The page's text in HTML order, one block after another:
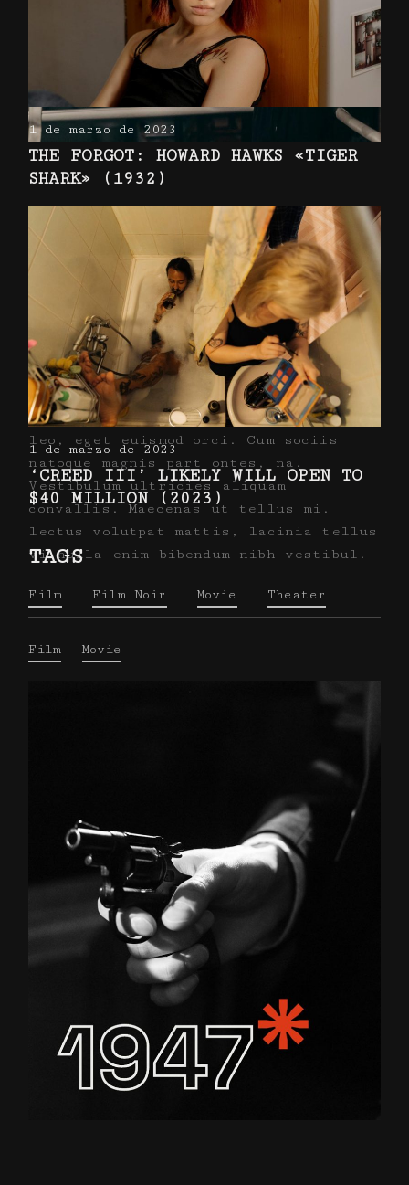
A HISTORY OF THE
HIGHEST-GROSSING
Proin gravida nibh vel velit auctor
aliquet. Aenean sollicitudin, lorem
quis bibendum auctor, nisicon
adipiscing elit. In ut ullamcorper
leo, eget euismod orci. Cum sociis
natoque magnis part ontes, na.
Vestibulum ultricies aliquam
convallis. Maecenas ut tellus mi.
lectus volutpat mattis, lacinia tellus
vi nulla enim bibendum nibh vestibul.
Film Movie
1 de marzo de 2023
THE FORGOT: HOWARD HAWKS «TIGER
SHARK» (1932)
1 de marzo de 2023
‘CREED III’ LIKELY WILL OPEN TO
$40 MILLION (2023)
TAGS
Film Film Noir Movie Theater